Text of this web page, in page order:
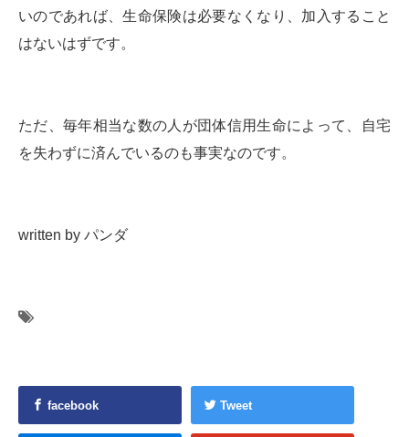
いのであれば、生命保険は必要なくなり、加入すること
はないはずです。
ただ、毎年相当な数の人が団体信用生命によって、自宅
を失わずに済んでいるのも事実なのです。
written by パンダ
facebook Tweet